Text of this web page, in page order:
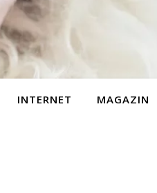
INTERNET MAGAZIN